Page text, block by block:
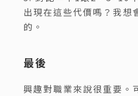
出現在這些代價嗎？我想
的。
最後
興趣對職業來說很重要。